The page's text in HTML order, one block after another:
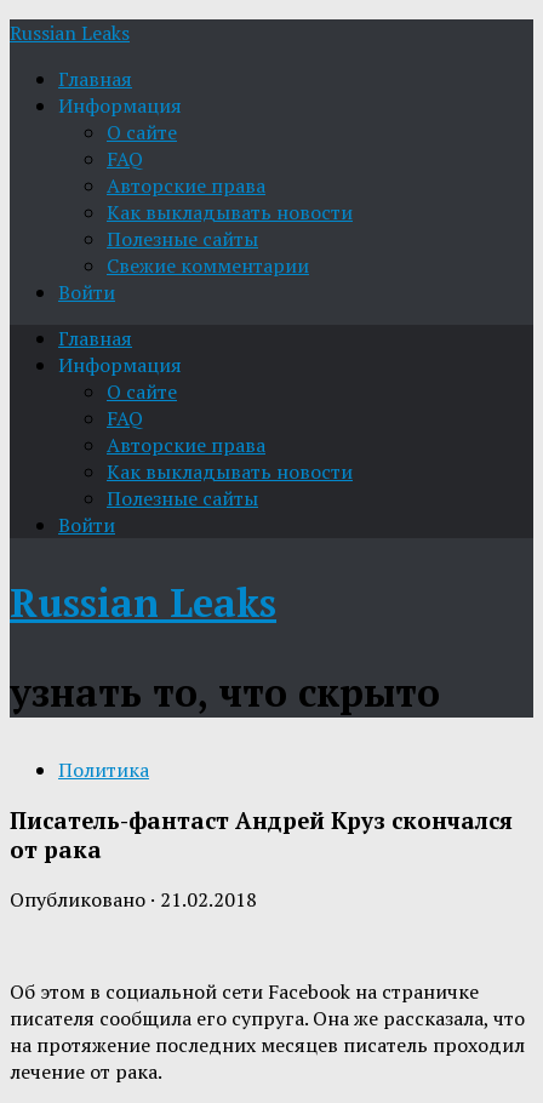
Russian Leaks
Главная
Информация
О сайте
FAQ
Авторские права
Как выкладывать новости
Полезные сайты
Свежие комментарии
Войти
Главная
Информация
О сайте
FAQ
Авторские права
Как выкладывать новости
Полезные сайты
Войти
Russian Leaks
узнать то, что скрыто
Политика
Писатель-фантаст Андрей Круз скончался
от рака
Опубликовано · 21.02.2018
Об этом в социальной сети Facebook на страничке
писателя сообщила его супруга. Она же рассказала, что
на протяжение последних месяцев писатель проходил
лечение от рака.